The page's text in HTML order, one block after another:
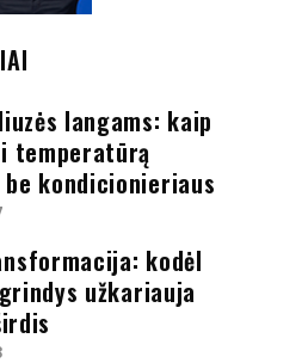
langams: kaip
temperatūrą
be kondicionieriaus
kodėl
užkariauja